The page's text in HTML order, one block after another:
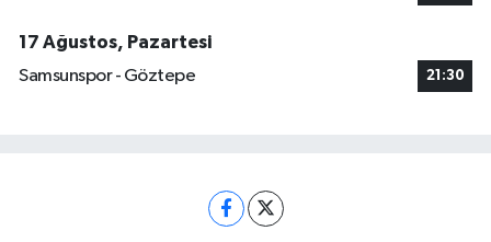
17 Ağustos, Pazartesi
Samsunspor - Göztepe
21:30